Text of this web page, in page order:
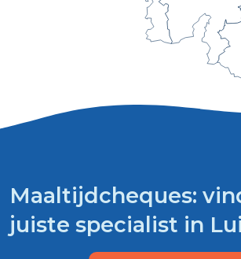
Maaltijdcheques:
juiste specialist in